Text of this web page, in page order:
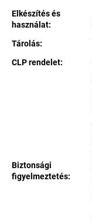
Elkészítés és
használat:
Tárolás:
CLP rendelet:
Biztonsági
figyelmeztetés: